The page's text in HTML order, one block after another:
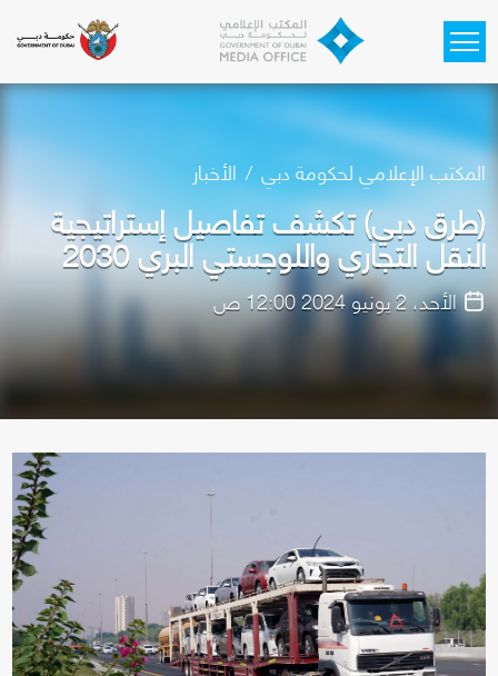
المكتب الإعلامي لحكومة دبي الأخبار
(طرق دبي) تكشف تفاصيل إستراتيجية
النقل التجاري واللوجستي البري 2030
الأحد، 2 يونيو 2024 12:00 ص